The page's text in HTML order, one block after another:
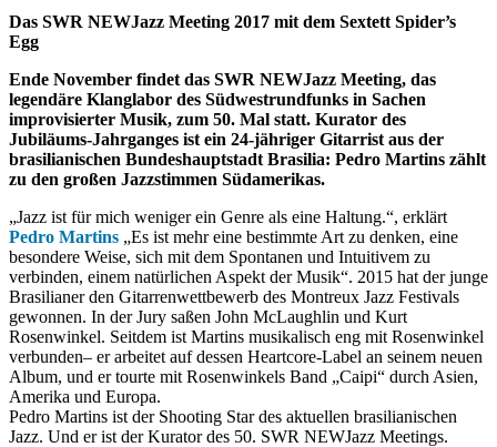
Das SWR NEWJazz Meeting 2017 mit dem Sextett Spider’s
Egg
Ende November findet das SWR NEWJazz Meeting, das
legendäre Klanglabor des Südwestrundfunks in Sachen
improvisierter Musik, zum 50. Mal statt. Kurator des
Jubiläums-Jahrganges ist ein 24-jähriger Gitarrist aus der
brasilianischen Bundeshauptstadt Brasilia: Pedro Martins zählt
zu den großen Jazzstimmen Südamerikas.
„Jazz ist für mich weniger ein Genre als eine Haltung.“, erklärt
Pedro Martins „Es ist mehr eine bestimmte Art zu denken, eine
besondere Weise, sich mit dem Spontanen und Intuitivem zu
verbinden, einem natürlichen Aspekt der Musik“. 2015 hat der junge
Brasilianer den Gitarrenwettbewerb des Montreux Jazz Festivals
gewonnen. In der Jury saßen John McLaughlin und Kurt
Rosenwinkel. Seitdem ist Martins musikalisch eng mit Rosenwinkel
verbunden– er arbeitet auf dessen Heartcore-Label an seinem neuen
Album, und er tourte mit Rosenwinkels Band „Caipi“ durch Asien,
Amerika und Europa.
Pedro Martins ist der Shooting Star des aktuellen brasilianischen
Jazz. Und er ist der Kurator des 50. SWR NEWJazz Meetings.